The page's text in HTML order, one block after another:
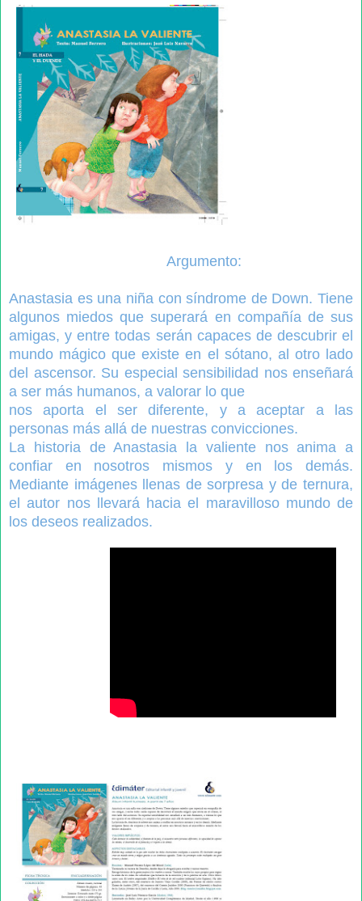
Argumento:
Anastasia es una niña con síndrome de Down. Tiene
algunos miedos que superará en compañía de sus
amigas, y entre todas serán capaces de descubrir el
mundo mágico que existe en el sótano, al otro lado
del ascensor. Su especial sensibilidad nos enseñará
a ser más humanos, a valorar lo que
nos aporta el ser diferente, y a aceptar a las
personas más allá de nuestras convicciones.
La historia de Anastasia la valiente nos anima a
confiar en nosotros mismos y en los demás.
Mediante imágenes llenas de sorpresa y de ternura,
el autor nos llevará hacia el maravilloso mundo de
los deseos realizados.